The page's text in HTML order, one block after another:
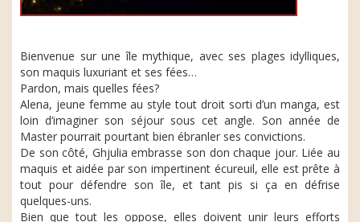
Bienvenue sur une île mythique, avec ses plages idylliques,
son maquis luxuriant et ses fées…
Pardon, mais quelles fées?
Alena, jeune femme au style tout droit sorti d’un manga, est
loin d’imaginer son séjour sous cet angle. Son année de
Master pourrait pourtant bien ébranler ses convictions.
De son côté, Ghjulia embrasse son don chaque jour. Liée au
maquis et aidée par son impertinent écureuil, elle est prête à
tout pour défendre son île, et tant pis si ça en défrise
quelques-uns.
Bien que tout les oppose, elles doivent unir leurs efforts